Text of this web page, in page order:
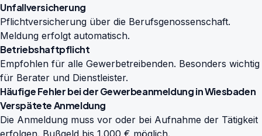
Unfallversicherung
Pflichtversicherung über die Berufsgenossenschaft.
Meldung erfolgt automatisch.
Betriebshaftpflicht
Empfohlen für alle Gewerbetreibenden. Besonders wichtig
für Berater und Dienstleister.
Häufige Fehler bei der Gewerbeanmeldung in Wiesbaden
Verspätete Anmeldung
Die Anmeldung muss vor oder bei Aufnahme der Tätigkeit
erfolgen. Bußgeld bis 1.000 € möglich.